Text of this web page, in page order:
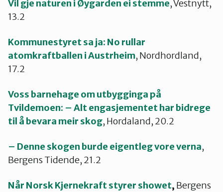
Vil gje naturen i Øygarden ei stemme, Vestnytt,
13.2
Kommunestyret sa ja: No rullar
atomkraftballen i Austrheim, Nordhordland,
17.2
Voss barnehage om utbygginga på
Tvildemoen: – Alt engasjementet har bidrege
til å bevara meir skog, Hordaland, 20.2
– Denne skogen burde eigentleg vore verna,
Bergens Tidende, 21.2
Når Norsk Kjernekraft styrer showet, Bergens